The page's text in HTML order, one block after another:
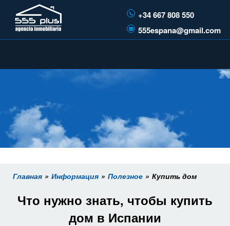
+34 667 808 550
555espana@gmail.com
Главная Информация Полезное Купить дом
Что нужно знать, чтобы купить
дом в Испании